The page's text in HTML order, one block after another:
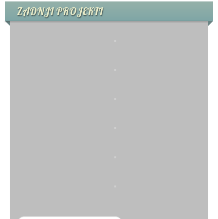
KATALOGI
ZADNJI PROJEKTI